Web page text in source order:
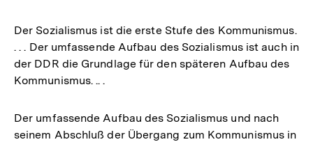
Der Sozialismus ist die erste Stufe des Kommunismus.
. . . Der umfassende Aufbau des Sozialismus ist auch in
der DDR die Grundlage für den späteren Aufbau des
Kommunismus. .. .
Der umfassende Aufbau des Sozialismus und nach
seinem Abschluß der Übergang zum Kommunismus in